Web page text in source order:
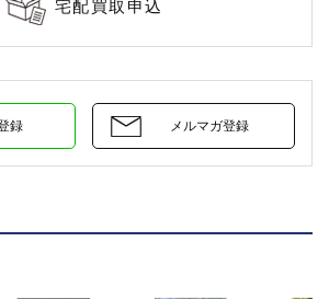
宅配買取申込
録 メルマガ登録